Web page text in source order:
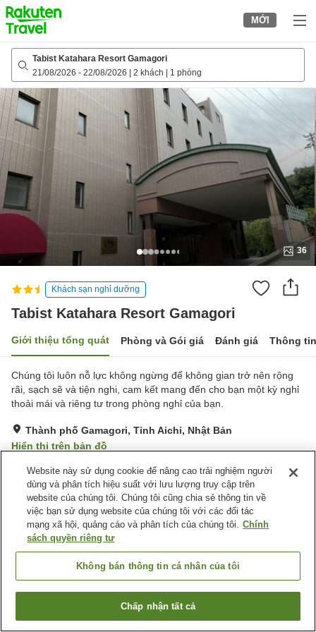
to
top
page
MỚI
Tabist Katahara Resort Gamagori
21/08/2026 - 22/08/2026 2 khách 1 phòng
36
Khách sạn nghỉ dưỡng
Tabist Katahara Resort Gamagori
Giới thiệu tổng quát Phòng và Gói giá Đánh giá Thông
Chúng tôi luôn nỗ lực không ngừng để không gian trở nên rộng
rãi, sạch sẽ và tiện nghi, cam kết mang đến cho bạn một kỳ nghỉ
thoải mái và riêng tư trong phòng nghỉ của bạn.
Thành phố Gamagori, Tỉnh Aichi, Nhật Bản
Hiển thị trên bản đồ
Đánh giá:34lượt
Tiện nghi chỗ nghỉ
Bãi đỗ xe
Máy bán hàng tự động
Phòng họp
Trang chủ Nhật Bản Tỉnh Aichi
Thành phố Gamagori
Tabist Katahara Resort Gamagori
Tìm phòng trống
Website này sử dụng cookie để nâng cao trải nghiệm người
dùng và phân tích hiệu suất với lưu lượng truy cập trên
website của chúng tôi. Chúng tôi cũng chia sẻ thông tin về
việc bạn sử dụng website của chúng tôi với các đối tác
mạng xã hội, quảng cáo và phân tích của chúng tôi. Chính
sách quyền riêng tư
Không bán thông tin cá nhân của tôi
Chấp nhận tất cả